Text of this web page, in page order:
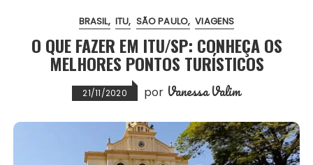
BRASIL ITU SÃO PAULO VIAGENS
O QUE FAZER EM ITU/SP: CONHEÇA OS
MELHORES PONTOS TURÍSTICOS
21/11/2020 por Vanessa Valim